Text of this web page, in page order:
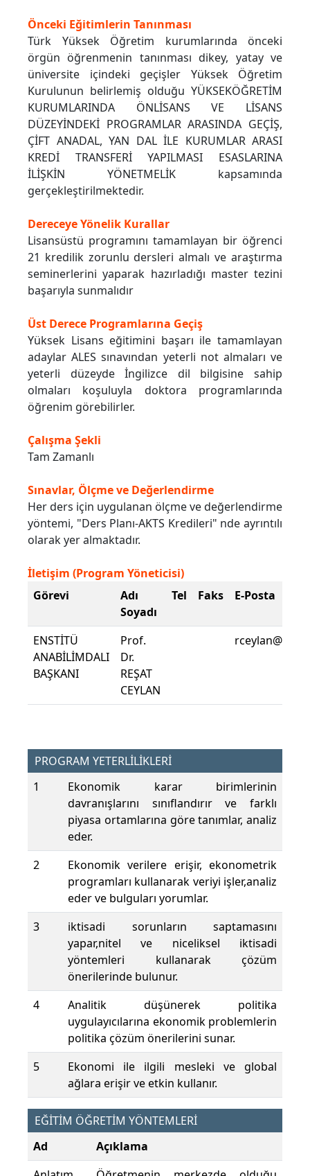
Önceki Eğitimlerin Tanınması
Türk Yüksek Öğretim kurumlarında önceki
örgün öğrenmenin tanınması dikey, yatay ve
üniversite içindeki geçişler Yüksek Öğretim
Kurulunun belirlemiş olduğu YÜKSEKÖĞRETİM
KURUMLARINDA ÖNLİSANS VE LİSANS
DÜZEYİNDEKİ PROGRAMLAR ARASINDA GEÇİŞ,
ÇİFT ANADAL, YAN DAL İLE KURUMLAR ARASI
KREDİ TRANSFERİ YAPILMASI ESASLARINA
İLİŞKİN YÖNETMELİK kapsamında
gerçekleştirilmektedir.
Dereceye Yönelik Kurallar
Lisansüstü programını tamamlayan bir öğrenci
21 kredilik zorunlu dersleri almalı ve araştırma
seminerlerini yaparak hazırladığı master tezini
başarıyla sunmalıdır
Üst Derece Programlarına Geçiş
Yüksek Lisans eğitimini başarı ile tamamlayan
adaylar ALES sınavından yeterli not almaları ve
yeterli düzeyde İngilizce dil bilgisine sahip
olmaları koşuluyla doktora programlarında
öğrenim görebilirler.
Çalışma Şekli
Tam Zamanlı
Sınavlar, Ölçme ve Değerlendirme
Her ders için uygulanan ölçme ve değerlendirme
yöntemi, "Ders Planı-AKTS Kredileri" nde ayrıntılı
olarak yer almaktadır.
İletişim (Program Yöneticisi)
Görevi
Adı
Soyadı
Tel Faks E-Posta
ENSTİTÜ
ANABİLİMDALI
BAŞKANI
Prof.
Dr.
REŞAT
CEYLAN
PROGRAM YETERLİLİKLERİ
1
Ekonomik karar birimlerinin
davranışlarını sınıflandırır ve farklı
piyasa ortamlarına göre tanımlar, analiz
eder.
2
Ekonomik verilere erişir, ekonometrik
programları kullanarak veriyi işler,analiz
eder ve bulguları yorumlar.
3
iktisadi sorunların saptamasını
yapar,nitel ve niceliksel iktisadi
yöntemleri kullanarak çözüm
önerilerinde bulunur.
4
Analitik düşünerek politika
uygulayıcılarına ekonomik problemlerin
politika çözüm önerilerini sunar.
5
Ekonomi ile ilgili mesleki ve global
ağlara erişir ve etkin kullanır.
EĞİTİM ÖĞRETİM YÖNTEMLERİ
Ad
Açıklama